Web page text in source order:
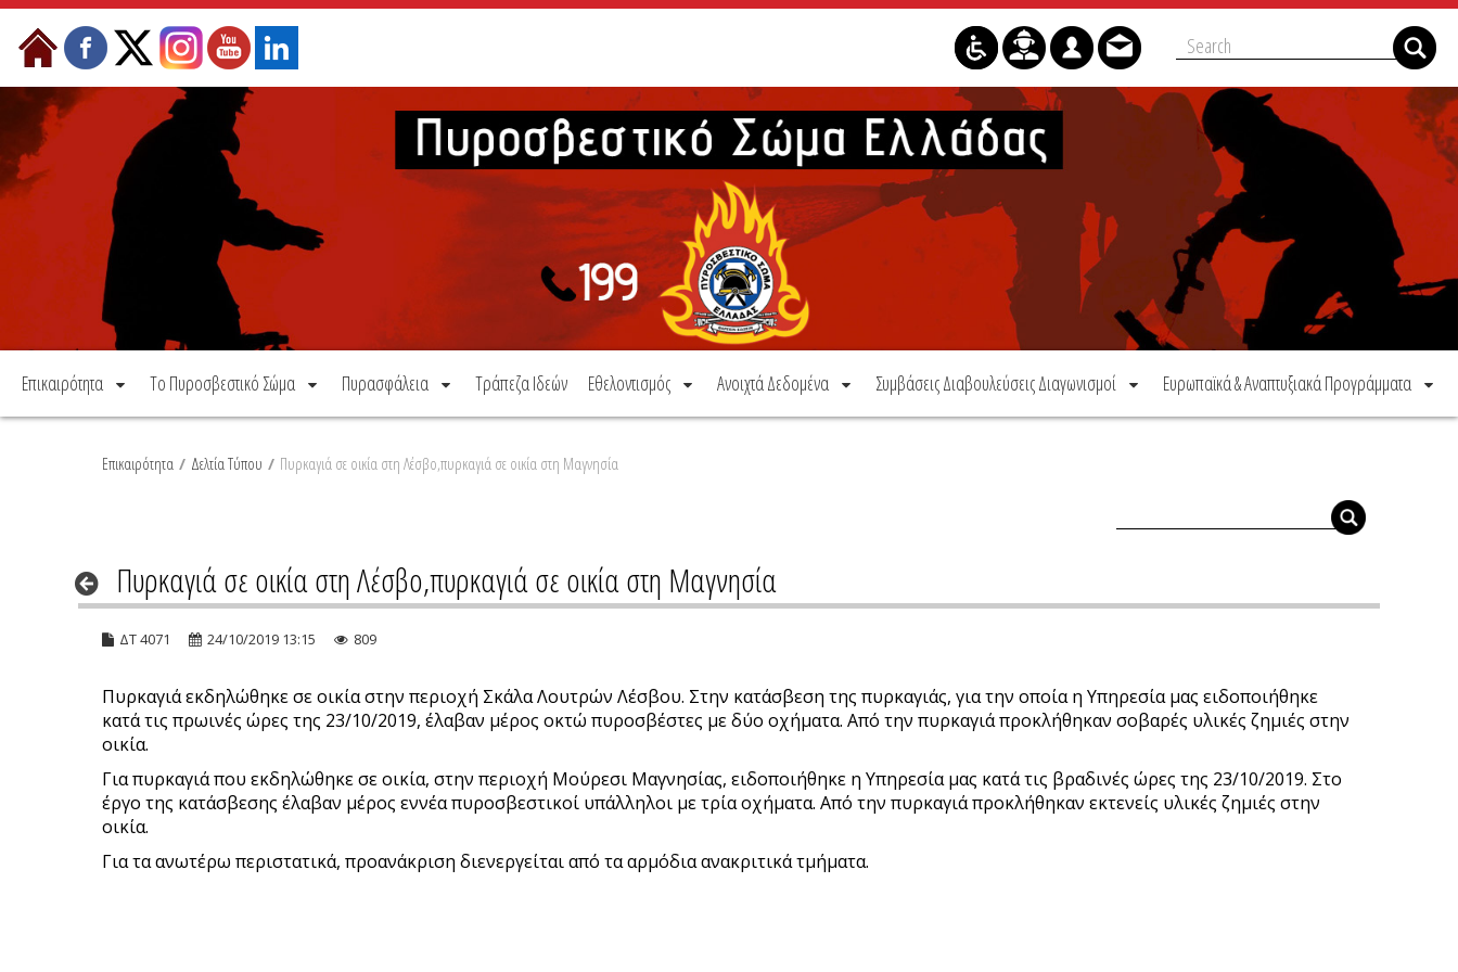
Μετάβαση στο περιεχόμενο
Επικαιρότητα Το Πυροσβεστικό Σώμα Πυρασφάλεια Τράπεζα Ιδεών Εθελοντισμός Ανοιχτά Δεδομένα Συμβάσεις Διαβουλεύσεις Διαγωνισμοί Ευρωπαϊκά & Αναπτυξιακά Προγράμματα
Επικαιρότητα / Δελτία Τύπου / Πυρκαγιά σε οικία στη Λέσβο,πυρκαγιά σε οικία στη Μαγνησία
Πυρκαγιά σε οικία στη Λέσβο,πυρκαγιά σε οικία στη Μαγνησία
ΔΤ 4071 24/10/2019 13:15 809
Πυρκαγιά εκδηλώθηκε σε οικία στην περιοχή Σκάλα Λουτρών Λέσβου. Στην κατάσβεση της πυρκαγιάς, για την οποία η Υπηρεσία μας ειδοποιήθηκε
κατά τις πρωινές ώρες της 23/10/2019, έλαβαν μέρος οκτώ πυροσβέστες με δύο οχήματα. Από την πυρκαγιά προκλήθηκαν σοβαρές υλικές ζημιές στην
οικία.
Για πυρκαγιά που εκδηλώθηκε σε οικία, στην περιοχή Μούρεσι Μαγνησίας, ειδοποιήθηκε η Υπηρεσία μας κατά τις βραδινές ώρες της 23/10/2019. Στο
έργο της κατάσβεσης έλαβαν μέρος εννέα πυροσβεστικοί υπάλληλοι με τρία οχήματα. Από την πυρκαγιά προκλήθηκαν εκτενείς υλικές ζημιές στην
οικία.
Για τα ανωτέρω περιστατικά, προανάκριση διενεργείται από τα αρμόδια ανακριτικά τμήματα.